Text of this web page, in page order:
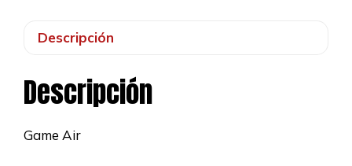
Descripción
Descripción
Game Air